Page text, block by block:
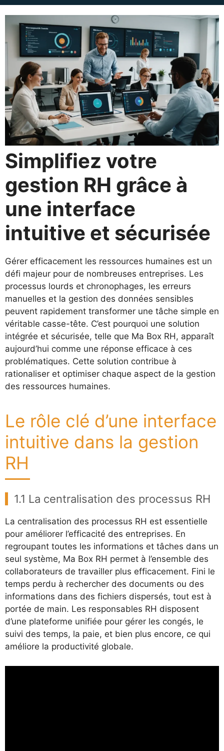
Simplifiez votre
gestion RH grâce à
une interface
intuitive et sécurisée
Gérer efficacement les ressources humaines est un
défi majeur pour de nombreuses entreprises. Les
processus lourds et chronophages, les erreurs
manuelles et la gestion des données sensibles
peuvent rapidement transformer une tâche simple en
véritable casse-tête. C’est pourquoi une solution
intégrée et sécurisée, telle que Ma Box RH, apparaît
aujourd’hui comme une réponse efficace à ces
problématiques. Cette solution contribue à
rationaliser et optimiser chaque aspect de la gestion
des ressources humaines.
Le rôle clé d’une interface
intuitive dans la gestion
RH
1.1 La centralisation des processus RH
La centralisation des processus RH est essentielle
pour améliorer l’efficacité des entreprises. En
regroupant toutes les informations et tâches dans un
seul système, Ma Box RH permet à l’ensemble des
collaborateurs de travailler plus efficacement. Fini le
temps perdu à rechercher des documents ou des
informations dans des fichiers dispersés, tout est à
portée de main. Les responsables RH disposent
d’une plateforme unifiée pour gérer les congés, le
suivi des temps, la paie, et bien plus encore, ce qui
améliore la productivité globale.